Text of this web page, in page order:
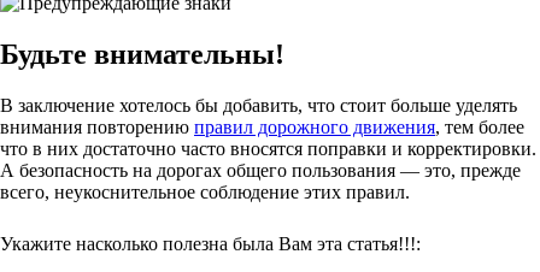
Будьте внимательны!
В заключение хотелось бы добавить, что стоит больше уделять
внимания повторению правил дорожного движения, тем более
что в них достаточно часто вносятся поправки и корректировки.
А безопасность на дорогах общего пользования — это, прежде
всего, неукоснительное соблюдение этих правил.
Укажите насколько полезна была Вам эта статья!!!: